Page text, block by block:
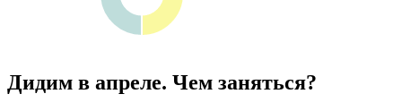
Дидим в апреле. Чем заняться?